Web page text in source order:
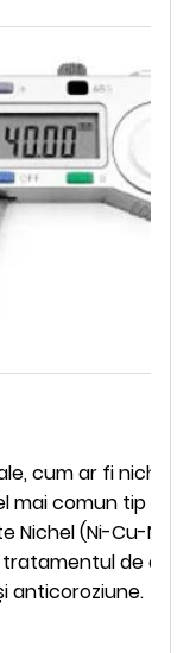
cum ar fi nichel,
mai comun tip de
Nichel (Ni-Cu-Ni)
de
anticoroziune.